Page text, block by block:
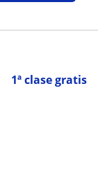
1ª clase gratis